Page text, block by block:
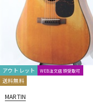
アウトレット WEB注文店頭受取可
送料無料
MARTIN